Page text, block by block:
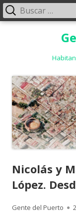
Menú
Nicolás y
López.
Autor
Gente del Puerto